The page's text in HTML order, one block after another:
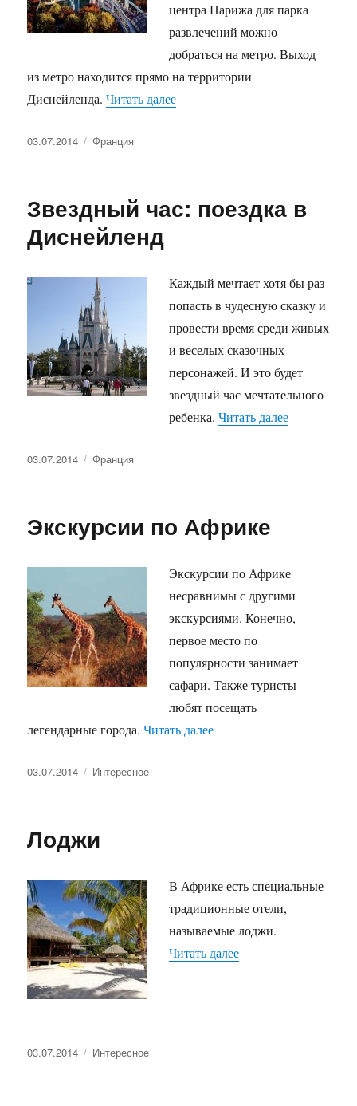
центра Парижа для парка
развлечений можно
добраться на метро. Выход
из метро находится прямо на территории
Диснейленда.Читать далее«Отели в Диснейленде»
Опубликовано
03.07.2014 Рубрики
Франция
Звездный час: поездка в
Диснейленд
Каждый мечтает хотя бы раз
попасть в чудесную сказку и
провести время среди живых
и веселых сказочных
персонажей. И это будет
звездный час мечтательного
ребенка.Читать далее«Звездный
Опубликовано
03.07.2014 Рубрики
Франция
Экскурсии по Африке
Экскурсии по Африке
несравнимы с другими
экскурсиями. Конечно,
первое место по
популярности занимает
сафари. Также туристы
любят посещать
легендарные города.Читать далее«Экскурсии по Африке»
Опубликовано
03.07.2014 Рубрики
Интересное
Лоджи
В Африке есть специальные
традиционные отели,
называемые лоджи.
Читать далее«Лоджи»
Опубликовано
03.07.2014 Рубрики
Интересное